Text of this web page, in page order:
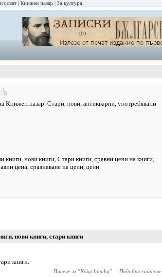
Книжен пазар За култура
Книжен пазар. Стари, нови, антикварни, употребявани
книги, нови книги, Стари книги, сравни цени на книги,
цена, сравняване на цени, цени
, нови книги, стари книги
книги.
Повече за "Knigi.bim.bg" Подобни сайтове